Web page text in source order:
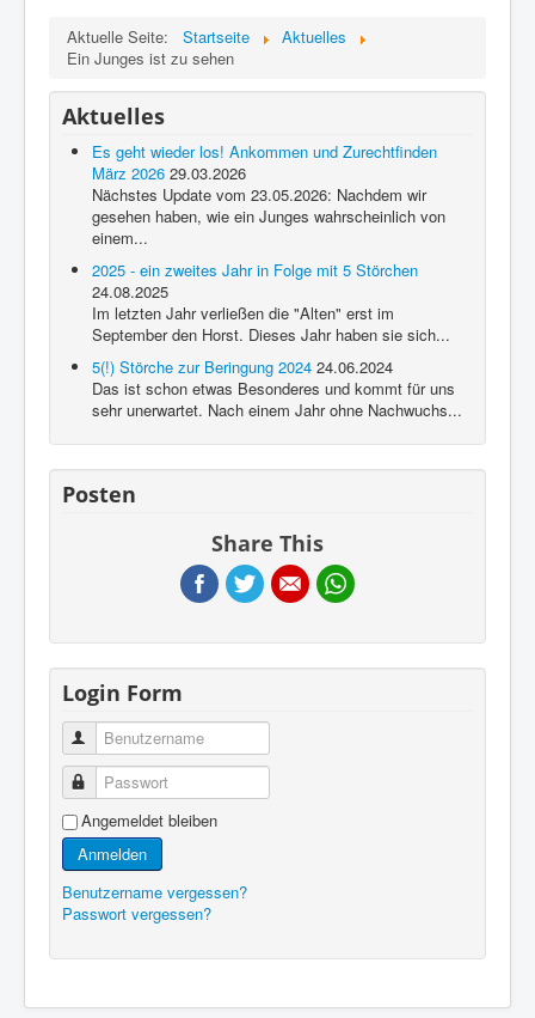
Aktuelle Seite: Startseite
Aktuelles
Ein Junges ist zu sehen
Aktuelles
Es geht wieder los! Ankommen und Zurechtfinden
März 2026 29.03.2026
Nächstes Update vom 23.05.2026: Nachdem wir
gesehen haben, wie ein Junges wahrscheinlich von
einem...
2025 - ein zweites Jahr in Folge mit 5 Störchen
24.08.2025
Im letzten Jahr verließen die "Alten" erst im
September den Horst. Dieses Jahr haben sie sich...
5(!) Störche zur Beringung 2024 24.06.2024
Das ist schon etwas Besonderes und kommt für uns
sehr unerwartet. Nach einem Jahr ohne Nachwuchs...
Posten
Share This
Login Form
Benutzername
Passwort
Angemeldet bleiben
Anmelden
Benutzername vergessen?
Passwort vergessen?